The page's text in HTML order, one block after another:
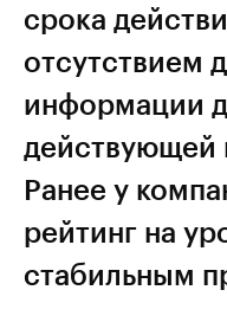
срока
отсутствием
информации
действующей
Ранее у
рейтинг на
стабильным